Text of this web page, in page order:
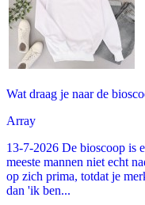
Wat draag je naar de
Array
13-7-2026 De bioscoop is
meeste mannen niet echt
op zich prima, totdat je
dan 'ik ben...